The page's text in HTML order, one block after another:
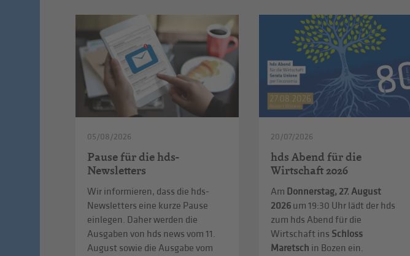
05/08/2026
Pause für die hds-
Newsletters
Wir informieren, dass die hds-
Newsletters eine kurze Pause
einlegen. Daher werden die
Ausgaben von hds news vom 11.
August sowie die Ausgabe vom
20/07/2026
hds Abend für die
Wirtschaft 2026
Am Donnerstag, 27. August
2026 um 19:30 Uhr lädt der hds
zum hds Abend für die
Wirtschaft ins Schloss
Maretsch in Bozen ein.